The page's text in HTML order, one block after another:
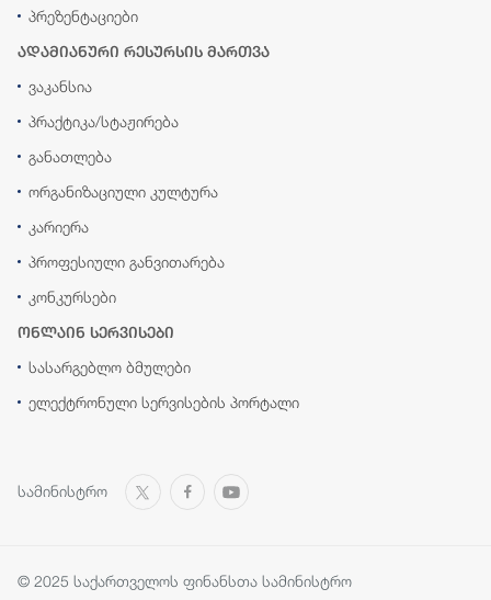
პრეზენტაციები
ადამიანური რესურსის მართვა
ვაკანსია
პრაქტიკა/სტაჟირება
განათლება
ორგანიზაციული კულტურა
კარიერა
პროფესიული განვითარება
კონკურსები
ონლაინ სერვისები
სასარგებლო ბმულები
ელექტრონული სერვისების პორტალი
სამინისტრო
© 2025 საქართველოს ფინანსთა სამინისტრო